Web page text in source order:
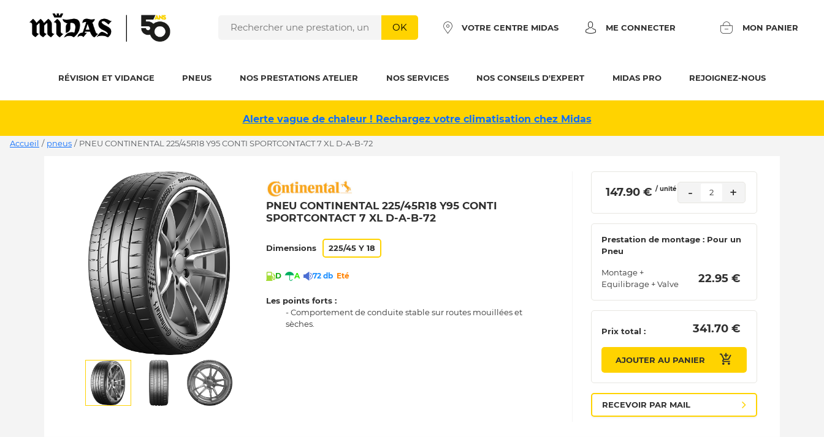
OK VOTRE CENTRE MIDAS ME CONNECTER MON PANIER
RÉVISION ET VIDANGE PNEUS NOS PRESTATIONS ATELIER NOS SERVICES NOS CONSEILS D'EXPERT MIDAS PRO REJOIGNEZ-NOUS
Alerte vague de chaleur ! Rechargez votre climatisation chez Midas
Accueil / pneus / PNEU CONTINENTAL 225/45R18 Y95 CONTI SPORTCONTACT 7 XL D-A-B-72
PNEU CONTINENTAL 225/45R18 Y95 CONTI
SPORTCONTACT 7 XL D-A-B-72
Dimensions 225/45 Y 18
D A 72 db Eté
Les points forts :
- Comportement de conduite stable sur routes mouillées et
sèches.
147.90 € / unité - 2 +
Prestation de montage : Pour un
Pneu
Montage +
Equilibrage + Valve
22.95 €
Prix total : 341.70 €
AJOUTER AU PANIER
RECEVOIR PAR MAIL